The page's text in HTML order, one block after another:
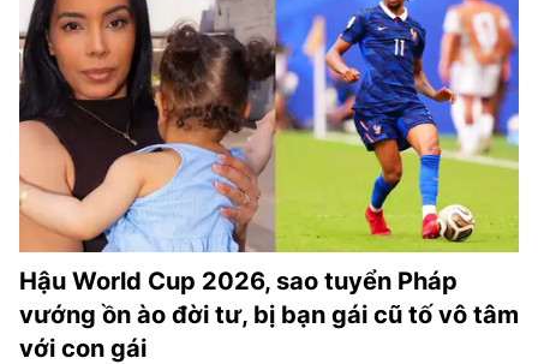
Hậu World Cup 2026, sao tuyển Pháp
vướng ồn ào đời tư, bị bạn gái cũ tố vô tâm
với con gái